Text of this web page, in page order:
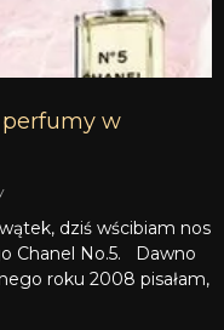
perfumy w
dziś wścibiam nos
Chanel No.5. Dawno
roku 2008 pisałam,